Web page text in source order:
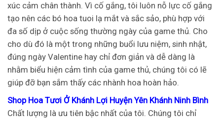
xúc cảm chân thành. Vì cố gắng, tôi luôn nỗ lực cố gắng
tạo nên các bó hoa tuoi lạ mắt và sắc sảo, phù hợp với
đa số dịp ở cuộc sống thường ngày của game thủ. Cho
cho dù đó là một trong những buổi lưu niệm, sinh nhật,
đúng ngày Valentine hay chỉ đơn giản và dễ dàng là
nhằm biểu hiện cảm tình của game thủ, chúng tôi có lẽ
giúp đỡ bạn sắm thấy các nhành hoa hoàn hảo.
Shop Hoa Tươi Ở Khánh Lợi Huyện Yên Khánh Ninh Bình
Chất lượng là ưu tiên bậc nhất của tôi. Chúng tôi chỉ